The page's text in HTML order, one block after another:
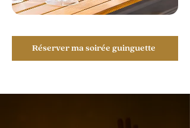
Réserver ma soirée guinguette